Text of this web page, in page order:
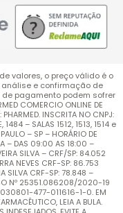
valores, o preço válido é o
e confirmação de
pagamento podem sofrer
COMERCIO ONLINE DE
INSCRITA NO CNPJ:
– SALAS 1512, 1513, 1514 e
– SP – HORÁRIO DE
– DAS 09:00 AS 18:00 –
SILVA – CRF/SP: 84.052
NEVES CRF-SP: 86.753
SILVA CRF-SP: 78.848 –
Nº 25351.086208/2020-19
477-011616-1-0. EM
LEIA A BULA.